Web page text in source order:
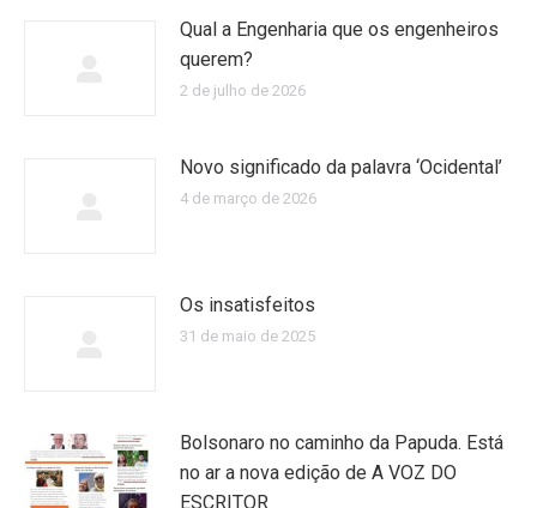
Qual a Engenharia que os engenheiros
querem?
2 de julho de 2026
Novo significado da palavra ‘Ocidental’
4 de março de 2026
Os insatisfeitos
31 de maio de 2025
Bolsonaro no caminho da Papuda. Está
no ar a nova edição de A VOZ DO
ESCRITOR